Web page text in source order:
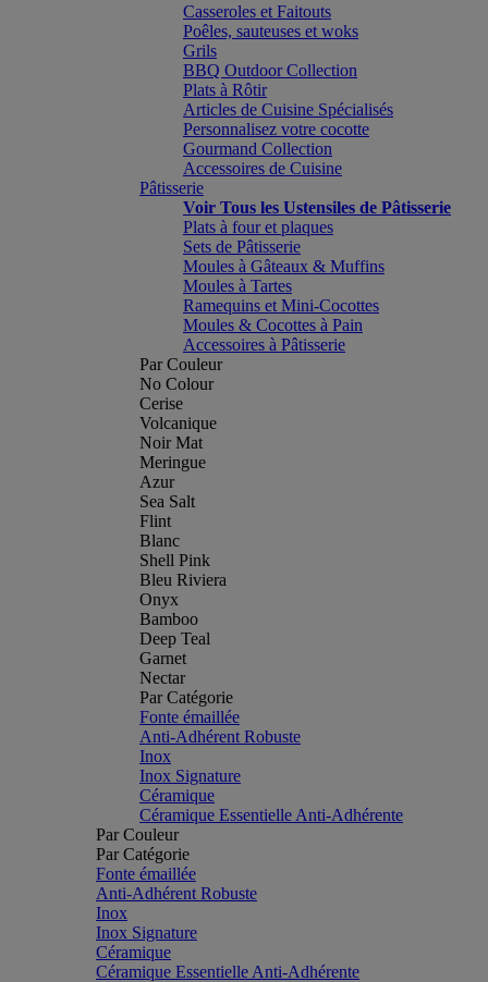
Casseroles et Faitouts
Poêles, sauteuses et woks
Grils
BBQ Outdoor Collection
Plats à Rôtir
Articles de Cuisine Spécialisés
Personnalisez votre cocotte
Gourmand Collection
Accessoires de Cuisine
Pâtisserie
Voir Tous les Ustensiles de Pâtisserie
Plats à four et plaques
Sets de Pâtisserie
Moules à Gâteaux & Muffins
Moules à Tartes
Ramequins et Mini-Cocottes
Moules & Cocottes à Pain
Accessoires à Pâtisserie
Par Couleur
No Colour
Cerise
Volcanique
Noir Mat
Meringue
Azur
Sea Salt
Flint
Blanc
Shell Pink
Bleu Riviera
Onyx
Bamboo
Deep Teal
Garnet
Nectar
Par Catégorie
Fonte émaillée
Anti-Adhérent Robuste
Inox
Inox Signature
Céramique
Céramique Essentielle Anti-Adhérente
Par Couleur
Par Catégorie
Fonte émaillée
Anti-Adhérent Robuste
Inox
Inox Signature
Céramique
Céramique Essentielle Anti-Adhérente